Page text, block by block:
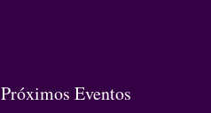
Próximos Eventos